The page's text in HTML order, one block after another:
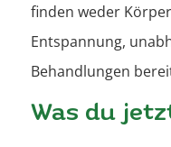
finden weder
Entspannung,
Behandlungen
Was du